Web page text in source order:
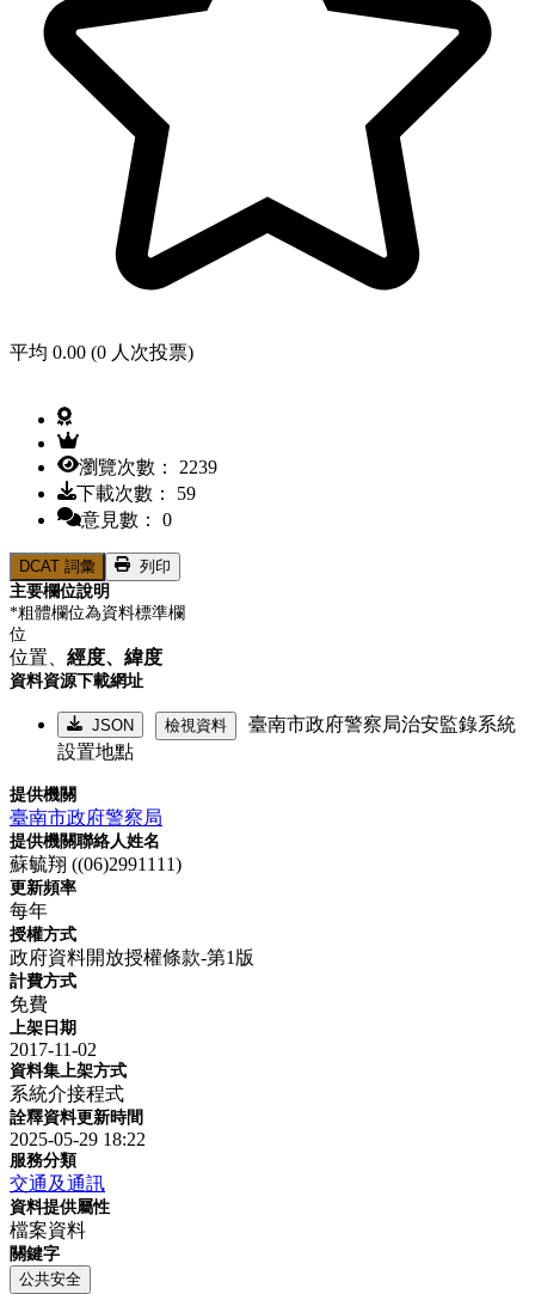
平均 0.00 (0 人次投票)
瀏覽次數： 2239
下載次數： 59
意見數： 0
DCAT 詞彙
列印
主要欄位說明
*粗體欄位為資料標準欄
位
位置、 經度、 緯度
資料資源下載網址
JSON 檢視資料
臺南市政府警察局治安監錄系統
設置地點
提供機關
臺南市政府警察局
提供機關聯絡人姓名
蘇毓翔 ((06)2991111)
更新頻率
每年
授權方式
政府資料開放授權條款-第1版
計費方式
免費
上架日期
2017-11-02
資料集上架方式
系統介接程式
詮釋資料更新時間
2025-05-29 18:22
服務分類
交通及通訊
資料提供屬性
檔案資料
關鍵字
公共安全